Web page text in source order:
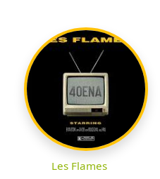
Les Flames